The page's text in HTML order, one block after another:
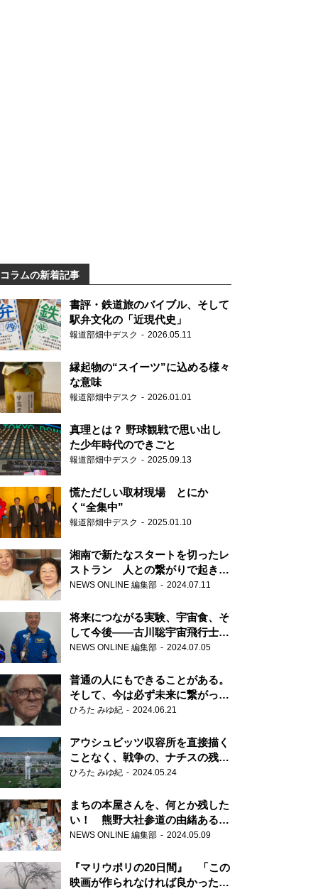
コラムの新着記事
書評・鉄道旅のバイブル、そして
駅弁文化の「近現代史」
報道部畑中デスク 2026.05.11
縁起物の“スイーツ”に込める様々
な意味
報道部畑中デスク 2026.01.01
真理とは？ 野球観戦で思い出し
た少年時代のできごと
報道部畑中デスク 2025.09.13
慌ただしい取材現場 とにか
く“全集中”
報道部畑中デスク 2025.01.10
湘南で新たなスタートを切ったレ
ストラン 人との繋がりで起きた
奇跡
NEWS ONLINE 編集部 2024.07.11
将来につながる実験、宇宙食、そ
して今後――古川聡宇宙飛行士単
独インタビュー
NEWS ONLINE 編集部 2024.07.05
普通の人にもできることがある。
そして、今は必ず未来に繋がって
いく……『ONE LIFE 奇跡が繋い
ひろた みゆ紀 2024.06.21
アウシュビッツ収容所を直接描く
ことなく、戦争の、ナチスの残虐
さが見える映画 『関心領域』
ひろた みゆ紀 2024.05.24
まちの本屋さんを、何とか残した
い！ 熊野大社参道の由緒ある書
店・三代目の強い思い
NEWS ONLINE 編集部 2024.05.09
『マリウポリの20日間』 「この
映画が作られなければ良かった」